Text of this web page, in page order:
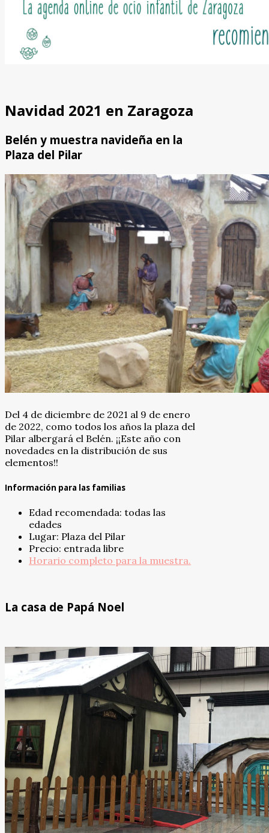
Navidad 2021 en Zaragoza
Belén y muestra navideña en la
Plaza del Pilar
Del 4 de diciembre de 2021 al 9 de enero
de 2022, como todos los años la plaza del
Pilar albergará el Belén. ¡¡Este año con
novedades en la distribución de sus
elementos!!
Información para las familias
Edad recomendada: todas las
edades
Lugar: Plaza del Pilar
Precio: entrada libre
Horario completo para la muestra.
La casa de Papá Noel